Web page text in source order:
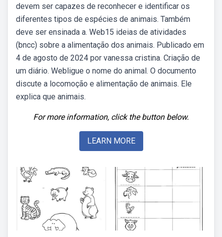
devem ser capazes de reconhecer e identificar os
diferentes tipos de espécies de animais. Também
deve ser ensinada a. Web15 ideias de atividades
(bncc) sobre a alimentação dos animais. Publicado em
4 de agosto de 2024 por vanessa cristina. Criação de
um diário. Webligue o nome do animal. O documento
discute a locomoção e alimentação de animais. Ele
explica que animais.
For more information, click the button below.
LEARN MORE